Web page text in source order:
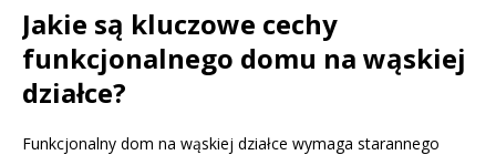
Jakie są kluczowe cechy
funkcjonalnego domu na wąskiej
działce?
Funkcjonalny dom na wąskiej działce wymaga starannego